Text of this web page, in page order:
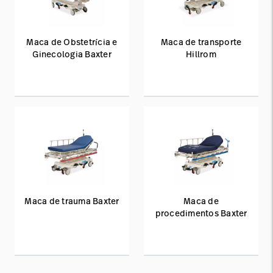
Maca de Obstetrícia e
Ginecologia Baxter
Maca de transporte
Hillrom
Maca de trauma Baxter
Maca de
procedimentos Baxter